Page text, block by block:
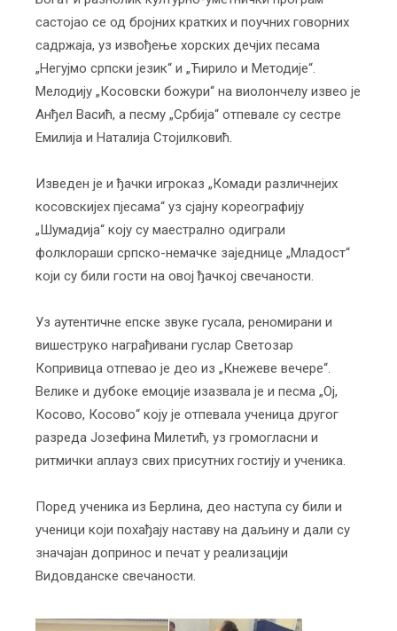
састојао се од бројних кратких и поучних говорних
садржаја, уз извођење хорских дечјих песама
„Негујмо српски језик“ и „Ћирило и Методије“.
Мелодију „Косовски божури“ на виолончелу извео је
Анђел Васић, а песму „Србија“ отпевале су сестре
Емилија и Наталија Стојилковић.
Изведен је и ђачки игроказ „Комади различнејих
косовскијех пјесама“ уз сјајну кореографију
„Шумадија“ коју су маестрално одиграли
фолклораши српско-немачке заједнице „Младост“
који су били гости на овој ђачкој свечаности.
Уз аутентичне епске звуке гусала, реномирани и
вишеструко награђивани гуслар Светозар
Копривица отпевао је део из „Кнежеве вечере“.
Велике и дубоке емоције изазвала је и песма „Ој,
Косово, Косово“ коју је отпевала ученица другог
разреда Јозефина Милетић, уз громогласни и
ритмички аплауз свих присутних гостију и ученика.
Поред ученика из Берлина, део наступа су били и
ученици који похађају наставу на даљину и дали су
значајан допринос и печат у реализацији
Видовданске свечаности.